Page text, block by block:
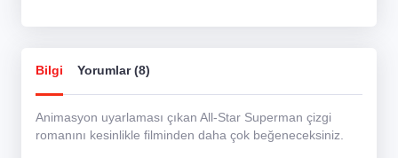
Bilgi Yorumlar (8)
Animasyon uyarlaması çıkan All-Star Superman çizgi
romanını kesinlikle filminden daha çok beğeneceksiniz.